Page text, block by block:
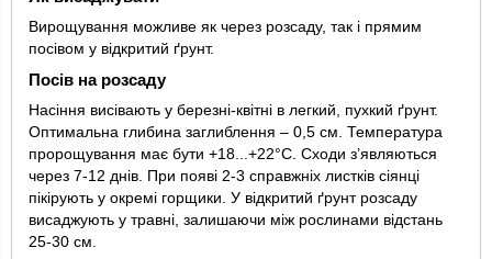
Вирощування можливе як через розсаду, так і прямим
посівом у відкритий ґрунт.
Посів на розсаду
Насіння висівають у березні-квітні в легкий, пухкий ґрунт.
Оптимальна глибина заглиблення – 0,5 см. Температура
пророщування має бути +18...+22°C. Сходи з’являються
через 7-12 днів. При появі 2-3 справжніх листків сіянці
пікірують у окремі горщики. У відкритий ґрунт розсаду
висаджують у травні, залишаючи між рослинами відстань
25-30 см.